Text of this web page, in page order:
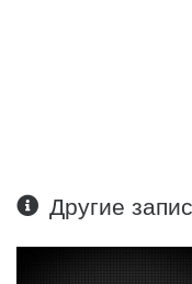
Другие